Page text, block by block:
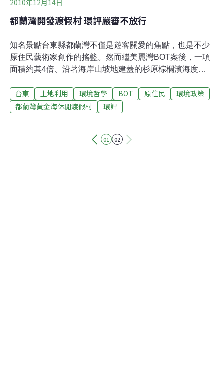
都蘭灣開發渡假村 環評嚴審不放行
知名景點台東縣都蘭灣不僅是遊客關愛的焦點，也是不少
原住民藝術家創作的搖籃。然而繼美麗灣BOT案後，一項
面積約其4倍、沿著海岸山坡地建蓋的杉原棕櫚濱海度假
署審查會議中，環評委員決議，由於都蘭灣周邊開發的政
策環評、及文化資產調查程序都尚未釐清，因此不進行實
遺產之爭議，站在環境保護的立場，是否過量造成環境負
台東 土地利用 環境哲學 BOT 原住民
環境政策
都蘭灣黃金海休閒渡假村
環評
01 02